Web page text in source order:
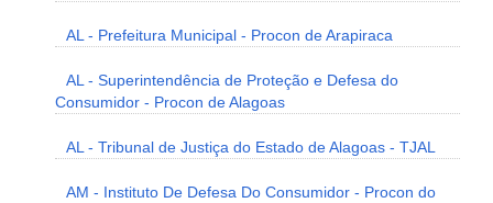
AL - Prefeitura Municipal - Procon de Arapiraca
AL - Superintendência de Proteção e Defesa do
Consumidor - Procon de Alagoas
AL - Tribunal de Justiça do Estado de Alagoas - TJAL
AM - Instituto De Defesa Do Consumidor - Procon do